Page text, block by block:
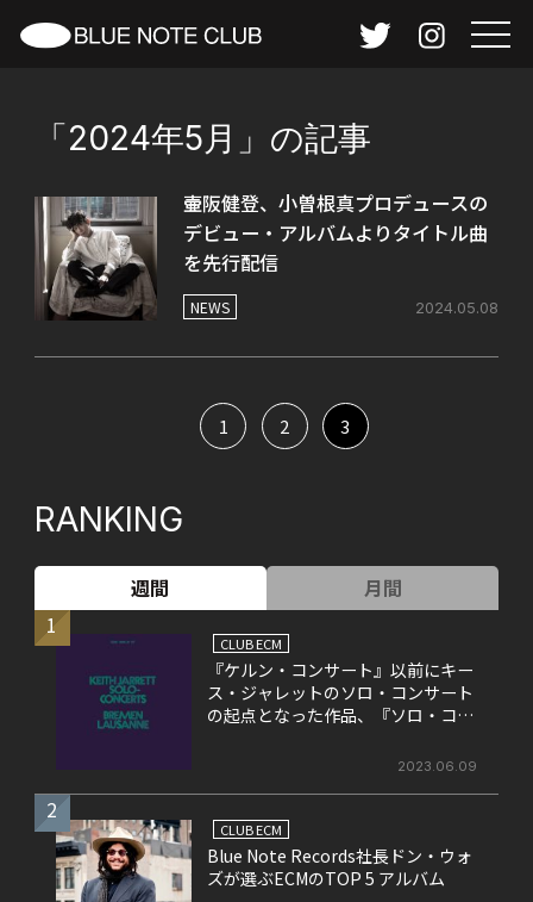
「2024年5月」の記事
壷阪健登、小曽根真プロデュースの
デビュー・アルバムよりタイトル曲
を先行配信
NEWS 2024.05.08
1 2 3
RANKING
週間
月間
1
CLUB ECM
『ケルン・コンサート』以前にキー
ス・ジャレットのソロ・コンサート
の起点となった作品、『ソロ・コン
2023.06.09
2
CLUB ECM
Blue Note Records社長ドン・ウォ
ズが選ぶECMのTOP 5 アルバム